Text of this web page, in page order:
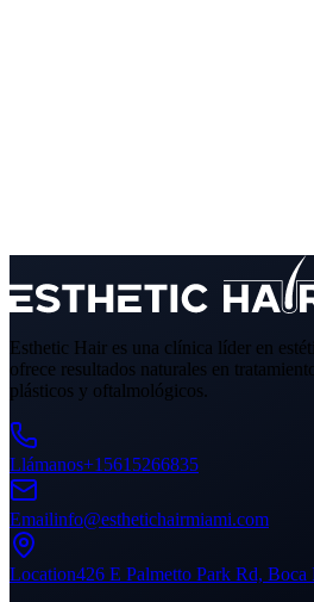
Esthetic Hair es una clínica líder en
ofrece resultados naturales en
plásticos y oftalmológicos.
Llámanos+15615266835
Emailinfo@esthetichairmiami.com
Location426 E Palmetto Park Rd, Boca